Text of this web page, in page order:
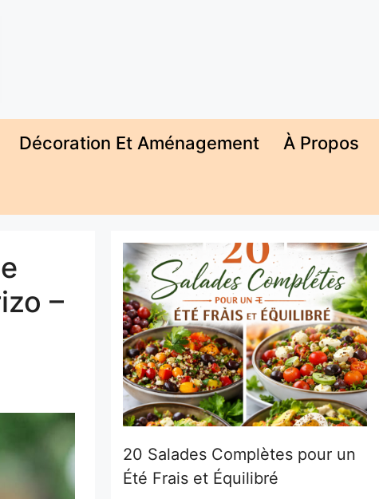
Décoration Et Aménagement À Propos
–
20 Salades Complètes pour un
Été Frais et Équilibré